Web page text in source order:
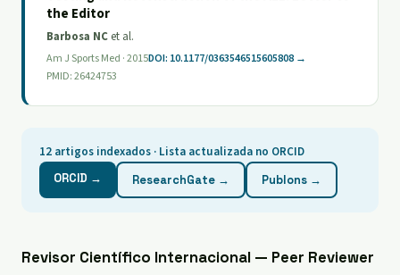
the Editor
Barbosa NC et al.
Am J Sports Med · 2015DOI: 10.1177/0363546515605808 →
PMID: 26424753
12 artigos indexados · Lista actualizada no ORCID
ORCID → ResearchGate → Publons →
Revisor Científico Internacional — Peer Reviewer